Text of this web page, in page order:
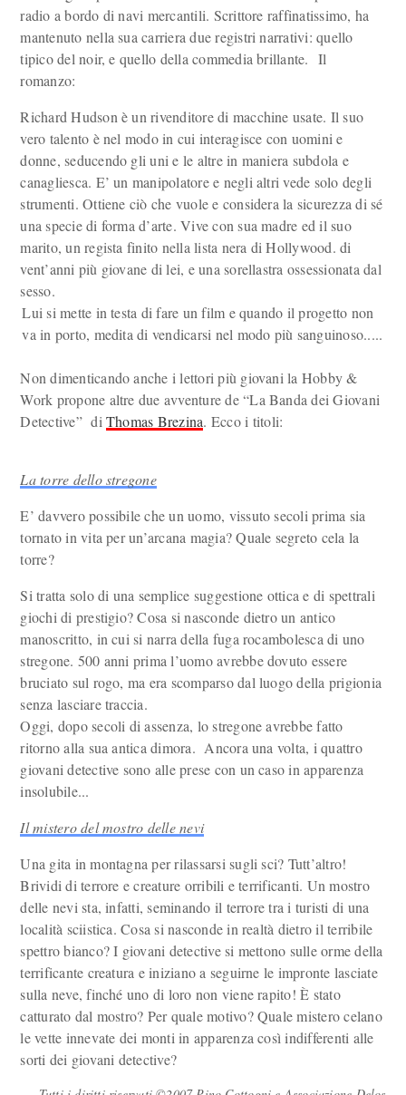
radio a bordo di navi mercantili. Scrittore raffinatissimo, ha
mantenuto nella sua carriera due registri narrativi: quello
tipico del noir, e quello della commedia brillante. Il
romanzo:
Richard Hudson è un rivenditore di macchine usate. Il suo
vero talento è nel modo in cui interagisce con uomini e
donne, seducendo gli uni e le altre in maniera subdola e
canagliesca. E’ un manipolatore e negli altri vede solo degli
strumenti. Ottiene ciò che vuole e considera la sicurezza di sé
una specie di forma d’arte. Vive con sua madre ed il suo
marito, un regista finito nella lista nera di Hollywood. di
vent’anni più giovane di lei, e una sorellastra ossessionata dal
sesso.
Lui si mette in testa di fare un film e quando il progetto non
va in porto, medita di vendicarsi nel modo più sanguinoso.....
Non dimenticando anche i lettori più giovani la Hobby &
Work propone altre due avventure de “La Banda dei Giovani
Detective” diThomas Brezina. Ecco i titoli:
La torre dello stregone
E’ davvero possibile che un uomo, vissuto secoli prima sia
tornato in vita per un’arcana magia? Quale segreto cela la
torre?
Si tratta solo di una semplice suggestione ottica e di spettrali
giochi di prestigio? Cosa si nasconde dietro un antico
manoscritto, in cui si narra della fuga rocambolesca di uno
stregone. 500 anni prima l’uomo avrebbe dovuto essere
bruciato sul rogo, ma era scomparso dal luogo della prigionia
senza lasciare traccia.
Oggi, dopo secoli di assenza, lo stregone avrebbe fatto
ritorno alla sua antica dimora. Ancora una volta, i quattro
giovani detective sono alle prese con un caso in apparenza
insolubile...
Il mistero del mostro delle nevi
Una gita in montagna per rilassarsi sugli sci? Tutt’altro!
Brividi di terrore e creature orribili e terrificanti. Un mostro
delle nevi sta, infatti, seminando il terrore tra i turisti di una
località sciistica. Cosa si nasconde in realtà dietro il terribile
spettro bianco? I giovani detective si mettono sulle orme della
terrificante creatura e iniziano a seguirne le impronte lasciate
sulla neve, finché uno di loro non viene rapito! È stato
catturato dal mostro? Per quale motivo? Quale mistero celano
le vette innevate dei monti in apparenza così indifferenti alle
sorti dei giovani detective?